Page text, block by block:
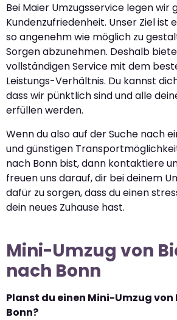
Bei Maier Umzugsservice legen wir
Kundenzufriedenheit. Unser Ziel ist
so angenehm wie möglich zu
Sorgen abzunehmen. Deshalb
vollständigen Service mit dem
Leistungs-Verhältnis. Du kannst
dass wir pünktlich sind und alle
erfüllen werden.
Wenn du also auf der Suche nach
und günstigen
nach Bonn bist, dann kontaktiere
freuen uns darauf, dir bei deinem
dafür zu sorgen, dass du einen
dein neues Zuhause hast.
Mini-Umzug von
nach Bonn
Planst du einen Mini-Umzug
Bonn?